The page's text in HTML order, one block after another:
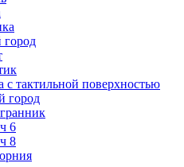
с тактильной поверхностью
город
6
8